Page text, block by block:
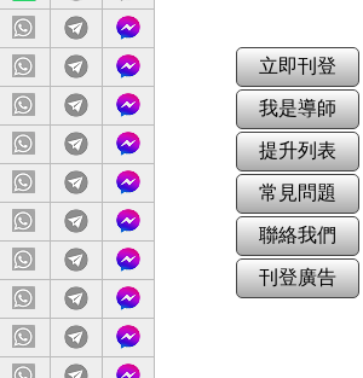
站
載
服
站
載
服
站
載
服
站
載
服
站
載
服
站
載
服
站
載
服
站
載
服
站
載
服
站
載
服
立即刊登
我是導師
提升列表
常見問題
聯絡我們
刊登廣告